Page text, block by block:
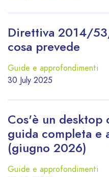
Direttiva 2014/
cosa prevede
Guide e approfondimenti
30 July 2025
Cos'è un desktop
guida completa e
(giugno 2026)
Guide e approfondimenti